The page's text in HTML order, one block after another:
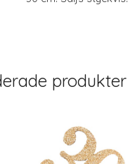
produkter